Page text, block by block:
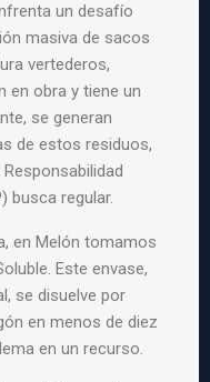
un desafío
masiva de sacos
vertederos,
en obra y tiene un
se generan
de estos residuos,
busca regular.
en Melón tomamos
Este envase,
se disuelve por
en menos de diez
en un recurso.